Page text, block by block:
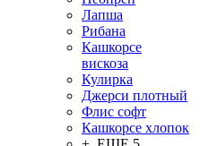
Лапша
Рибана
Кашкорсе
вискоза
Кулирка
Джерси плотный
Флис софт
Кашкорсе хлопок